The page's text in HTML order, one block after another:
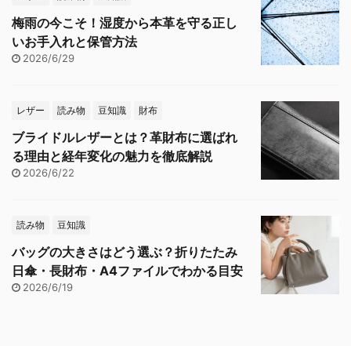
梅雨の今こそ！湿度から本革を守る正し
いお手入れと保管方法
2026/6/29
レザー 読み物 豆知識 財布
ブライドルレザーとは？革財布に選ばれ
る理由と経年変化の魅力を徹底解説
2026/6/22
読み物 豆知識
バッグの大きさはどう選ぶ？折りたたみ
日傘・長財布・A4ファイルでわかる目安
2026/6/19